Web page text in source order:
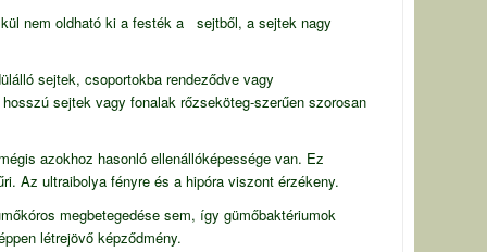
nem oldható ki a festék a sejtből, a sejtek nagy
sejtek, csoportokba rendeződve vagy
sejtek vagy fonalak rőzseköteg-szerűen szorosan
azokhoz hasonló ellenállóképessége van. Ez
Az ultraibolya fényre és a hipóra viszont érzékeny.
megbetegedése sem, így gümőbaktériumok
létrejövő képződmény.